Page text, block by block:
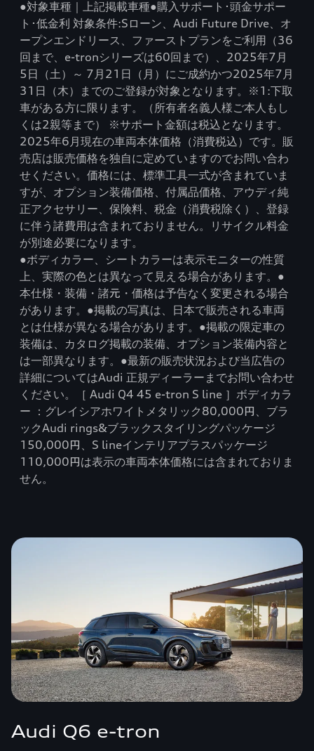
●対象車種｜上記掲載車種●購入サポート･頭金サポー
ト･低金利 対象条件:Sローン、Audi Future Drive、オ
ープンエンドリース、ファーストプランをご利用（36
回まで、e-tronシリーズは60回まで）、2025年7月
5日（土）～ 7月21日（月）にご成約かつ2025年7月
31日（木）までのご登録が対象となります。※1:下取
車がある方に限ります。（所有者名義人様ご本人もし
くは2親等まで） ※サポート金額は税込となります。
2025年6月現在の車両本体価格（消費税込）です。販
売店は販売価格を独自に定めていますのでお問い合わ
せください。価格には、標準工具一式が含まれていま
すが、オプション装備価格、付属品価格、アウディ純
正アクセサリー、保険料、税金（消費税除く）、登録
に伴う諸費用は含まれておりません。リサイクル料金
が別途必要になります。
●ボディカラー、シートカラーは表示モニターの性質
上、実際の色とは異なって見える場合があります。●
本仕様・装備・諸元・価格は予告なく変更される場合
があります。●掲載の写真は、日本で販売される車両
とは仕様が異なる場合があります。●掲載の限定車の
装備は、カタログ掲載の装備、オプション装備内容と
は一部異なります。●最新の販売状況および当広告の
詳細についてはAudi 正規ディーラーまでお問い合わせ
ください。［ Audi Q4 45 e-tron S line ］ボディカラ
ー ：グレイシアホワイトメタリック80,000円、ブラ
ックAudi rings&ブラックスタイリングパッケージ
150,000円、S lineインテリアプラスパッケージ
110,000円は表示の車両本体価格には含まれておりま
せん。
Audi Q6 e-tron